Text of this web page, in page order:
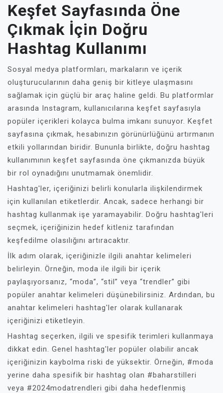
Keşfet Sayfasında Öne
Çıkmak İçin Doğru
Hashtag Kullanımı
Sosyal medya platformları, markaların ve içerik
oluşturucularının daha geniş bir kitleye ulaşmasını
sağlamak için güçlü bir araç haline geldi. Bu platformlar
arasında Instagram, kullanıcılarına keşfet sayfasıyla
popüler içerikleri kolayca bulma imkanı sunuyor. Keşfet
sayfasına çıkmak, hesabınızın görünürlüğünü artırmanın
etkili yollarından biridir. Bununla birlikte, doğru hashtag
kullanımının keşfet sayfasında öne çıkmanızda büyük
bir rol oynadığını unutmamak önemlidir.
Hashtag'ler, içeriğinizi belirli konularla ilişkilendirmek
için kullanılan etiketlerdir. Ancak, sadece herhangi bir
hashtag kullanmak işe yaramayabilir. Doğru hashtag'leri
seçmek, içeriğinizin hedef kitleniz tarafından
keşfedilme olasılığını artıracaktır.
İlk adım olarak, içeriğinizle ilgili anahtar kelimeleri
belirleyin. Örneğin, moda ile ilgili bir içerik
paylaşıyorsanız, “moda”, “stil” veya “trendler” gibi
popüler anahtar kelimeleri düşünebilirsiniz. Ardından, bu
anahtar kelimeleri hashtag'ler olarak kullanarak
içeriğinizi etiketleyin.
Hashtag seçerken, ilgili ve spesifik terimleri kullanmaya
dikkat edin. Genel hashtag'ler popüler olabilir ancak
içeriğinizin kaybolma riski de yüksektir. Örneğin, #moda
yerine daha spesifik bir hashtag olan #baharstilleri
veya #2024modatrendleri gibi daha hedeflenmiş